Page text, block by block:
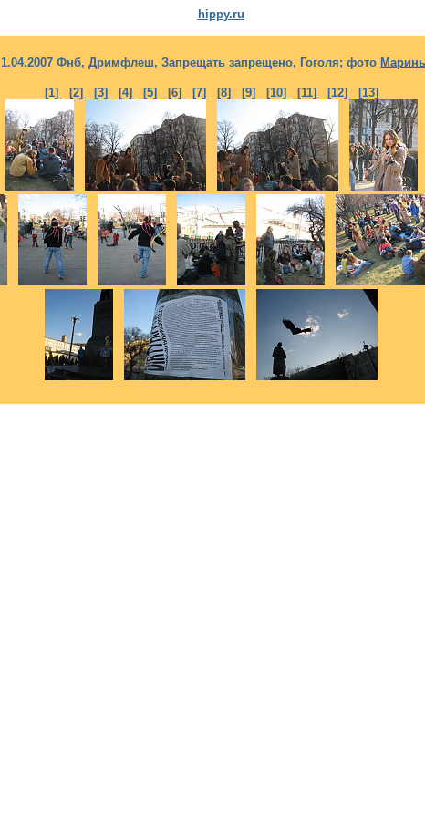
hippy.ru
1.04.2007 Фнб, Дримфлеш, Запрещать запрещено, Гоголя; фото
[1] [2] [3] [4] [5] [6] [7] [8] [9] [10] [11] [12] [13]